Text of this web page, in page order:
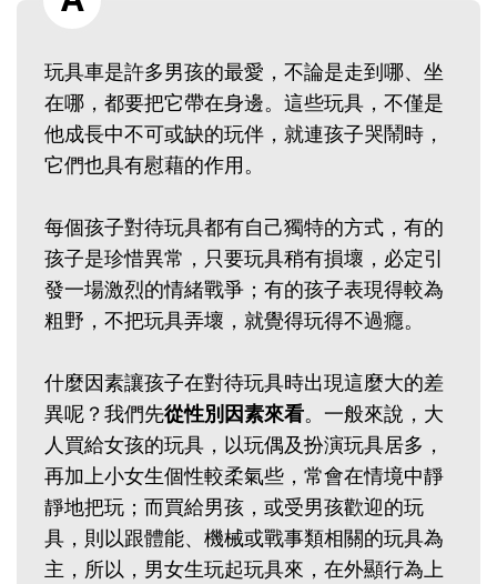
玩具車是許多男孩的最愛，不論是走到哪、坐
在哪，都要把它帶在身邊。這些玩具，不僅是
他成長中不可或缺的玩伴，就連孩子哭鬧時，
它們也具有慰藉的作用。
每個孩子對待玩具都有自己獨特的方式，有的
孩子是珍惜異常，只要玩具稍有損壞，必定引
發一場激烈的情緒戰爭；有的孩子表現得較為
粗野，不把玩具弄壞，就覺得玩得不過癮。
什麼因素讓孩子在對待玩具時出現這麼大的差
異呢？我們先從性別因素來看。一般來說，大
人買給女孩的玩具，以玩偶及扮演玩具居多，
再加上小女生個性較柔氣些，常會在情境中靜
靜地把玩；而買給男孩，或受男孩歡迎的玩
具，則以跟體能、機械或戰事類相關的玩具為
主，所以，男女生玩起玩具來，在外顯行為上